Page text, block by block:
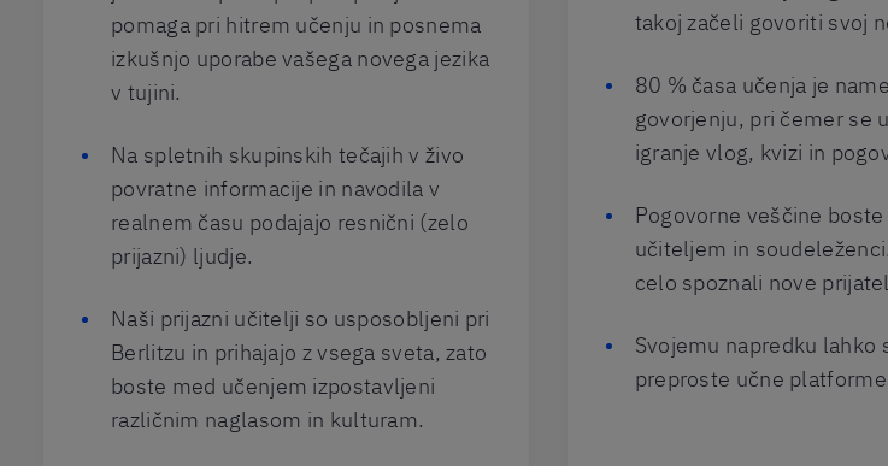
pomaga pri hitrem učenju in posnema
izkušnjo uporabe vašega novega jezika
v tujini.
Na spletnih skupinskih tečajih v živo
povratne informacije in navodila v
realnem času podajajo resnični (zelo
prijazni) ljudje.
Naši prijazni učitelji so usposobljeni pri
Berlitzu in prihajajo z vsega sveta, zato
boste med učenjem izpostavljeni
različnim naglasom in kulturam.
takoj začeli govoriti svoj
80 % časa učenja je
govorjenju, pri čemer se
igranje vlog, kvizi in
Pogovorne veščine
učiteljem in
celo spoznali nove
Svojemu napredku lahko
preproste učne